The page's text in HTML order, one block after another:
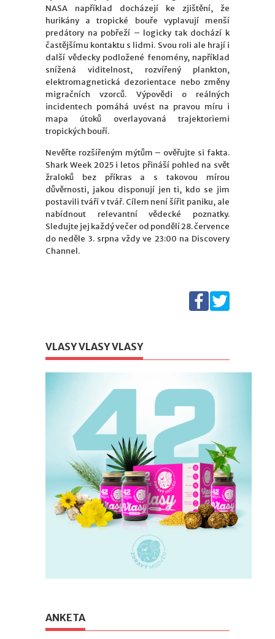
NASA například docházejí ke zjištění, že
hurikány a tropické bouře vyplavují menší
predátory na pobřeží – logicky tak dochází k
častějšímu kontaktu s lidmi. Svou roli ale hrají i
další vědecky podložené fenomény, například
snížená viditelnost, rozvířený plankton,
elektromagnetická dezorientace nebo změny
migračních vzorců. Výpovědi o reálných
incidentech pomáhá uvést na pravou míru i
mapa útoků overlayovaná trajektoriemi
tropických bouří.
Nevěřte rozšířeným mýtům – ověřujte si fakta.
Shark Week 2025 i letos přináší pohled na svět
žraloků bez příkras a s takovou mírou
důvěrnosti, jakou disponují jen ti, kdo se jim
postavili tváří v tvář. Cílem není šířit paniku, ale
nabídnout relevantní vědecké poznatky.
Sledujte jej každý večer od pondělí 28. července
do neděle 3. srpna vždy ve 23:00 na Discovery
Channel.
VLASY VLASY VLASY
ANKETA